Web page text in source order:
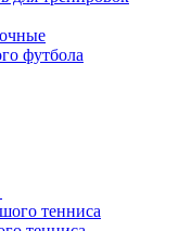
футбола
тенниса